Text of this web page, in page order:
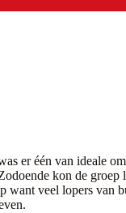
er één van ideale
kon de groep
want veel lopers van